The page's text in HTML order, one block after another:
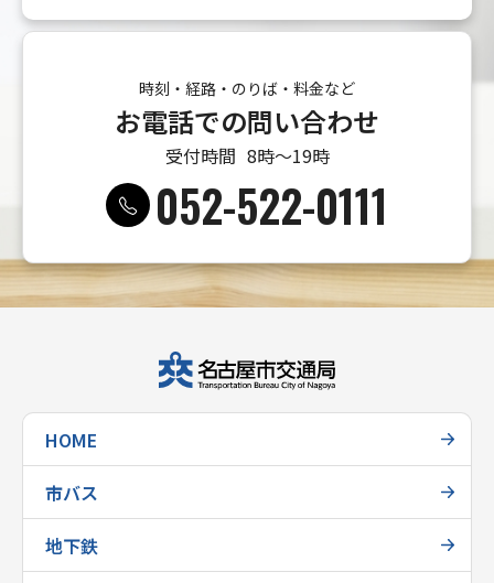
時刻・経路・のりば・料金など
お電話での問い合わせ
受付時間 8時〜19時
052-522-0111
HOME
市バス
地下鉄